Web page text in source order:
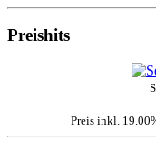
Preishits
Preis inkl.